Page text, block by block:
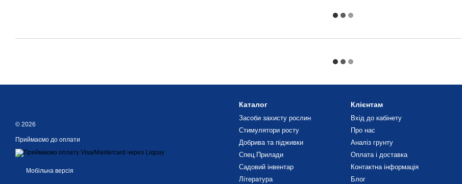
© 2026
Приймаємо до оплати
Мобільна версія
Каталог
Засоби захисту рослин
Стимулятори росту
Добрива та підживки
Спец.Прилади
Садовий інвентар
Література
Клієнтам
Вхід до кабінету
Про нас
Аналіз грунту
Оплата і доставка
Контактна інформація
Блог